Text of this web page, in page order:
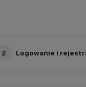
2 Logowanie i